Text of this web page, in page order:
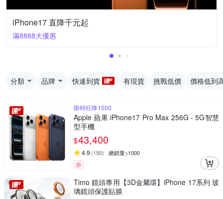
iPhone17 直降千元起
滿8888大優惠
分類 品牌 快速到貨 有現貨 挑戰低價 價格低到
限時狂降1500
Apple 蘋果 iPhone17 Pro Max 256G - 5G智慧
型手機
$43,400
4.9 (150) 總銷量>1000
券
Timo 鏡頭專用【3D金屬環】iPhone 17系列 玻
璃鏡頭保護貼膜